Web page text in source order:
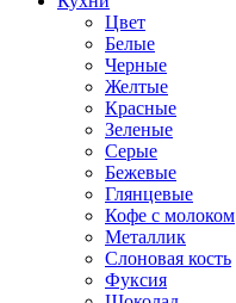
Цвет
Белые
Черные
Желтые
Красные
Зеленые
Серые
Бежевые
Глянцевые
Кофе с молоком
Металлик
Слоновая кость
Фуксия